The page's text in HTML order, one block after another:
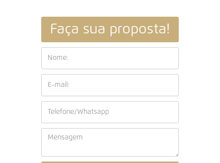
Faça sua proposta!